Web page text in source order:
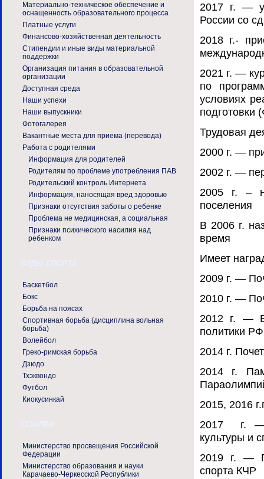
Материально-техническое обеспечение и
оснащенность образовательного процесса
Платные услуги
Финансово-хозяйственная деятельность
Стипендии и иные виды материальной
поддержки
Организация питания в образовательной
организации
Доступная среда
Наши успехи
Наши выпускники
Фотогалерея
Вакантные места для приема (перевода)
Работа с родителями
Информация для родителей
Родителям по проблеме употребления ПАВ
Родительский контроль Интернета
Информация, наносящая вред здоровью
Признаки отсутствия заботы о ребенке
Проблема не медицинская, а социальная
Признаки психического насилия над
ребенком
ВИДЫ СПОРТА
Баскетбол
Бокс
Борьба на поясах
Спортивная борьба (дисциплина вольная
борьба)
Волейбол
Греко-римская борьба
Дзюдо
Тхэквондо
Футбол
Киокусинкай
ССЫЛКИ
Министерство просвещения Российской
Федерации
Министерство образования и науки
Карачаево-Черкесской Республики
2017 г. —
России со
2018 г.-
2021 г. —
по
условиях
подготовки
Трудовая
2000 г. —
2002 г. —
2005 г. –
поселения
В 2006 г.
время
Имеет
2009 г. —
2010 г. —
2012 г. —
политики РФ
2014 г.
2014 г.
2015, 2016
2017 г. —
культуры и
2019 г. —
спорта КЧР